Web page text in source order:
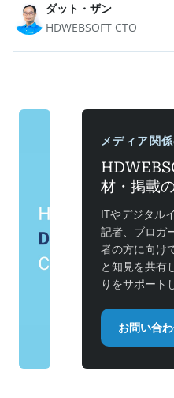
ダット・ザン
HDWEBSOFT CTO
メディア関
材・掲載
ITやデジタル
記者、ブロガ
者の方に向け
と知見を共有
りをサポート
お問い合